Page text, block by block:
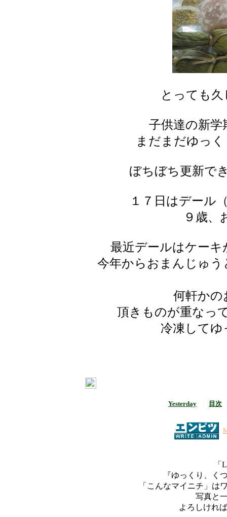
とっても
子供達の新
まだまだゆっ
ぼちぼち更新で
１７日はデール
９歳、
最近デールはケー
今年からおまんじゅ
何軒かの
頂きものが重なっ
冷凍して
Yesterday 目次
「
『ゆっくり、く
「こんなマイニチ」は
写真と
よろしけれ